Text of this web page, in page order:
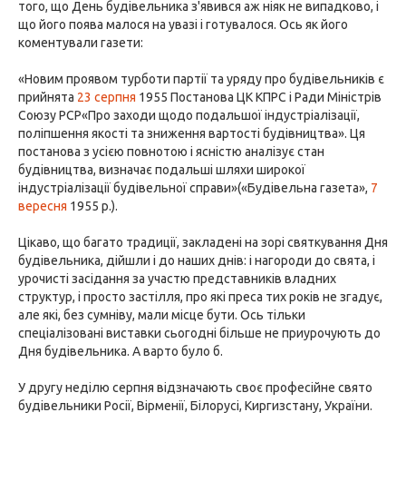
того, що День будівельника з'явився аж ніяк не випадково, і
що його поява малося на увазі і готувалося. Ось як його
коментували газети:
«Новим проявом турботи партії та уряду про будівельників є
прийнята 23 серпня 1955 Постанова ЦК КПРС і Ради Міністрів
Союзу РСР«Про заходи щодо подальшої індустріалізації,
поліпшення якості та зниження вартості будівництва». Ця
постанова з усією повнотою і ясністю аналізує стан
будівництва, визначає подальші шляхи широкої
індустріалізації будівельної справи»(«Будівельна газета», 7
вересня 1955 р.).
Цікаво, що багато традиції, закладені на зорі святкування Дня
будівельника, дійшли і до наших днів: і нагороди до свята, і
урочисті засідання за участю представників владних
структур, і просто застілля, про які преса тих років не згадує,
але які, без сумніву, мали місце бути. Ось тільки
спеціалізовані виставки сьогодні більше не приурочують до
Дня будівельника. А варто було б.
У другу неділю серпня відзначають своє професійне свято
будівельники Росії, Вірменії, Білорусі, Киргизстану, України.